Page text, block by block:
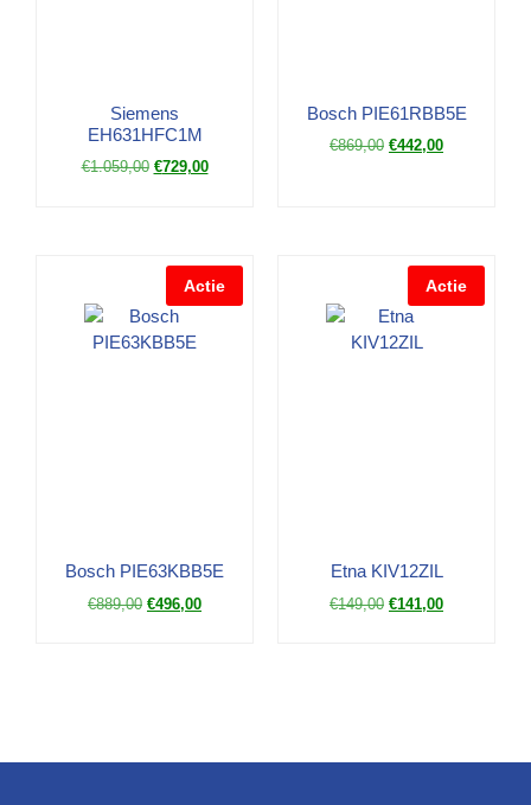
Siemens
EH631HFC1M
€1.059,00 €729,00
Bosch PIE61RBB5E
€869,00 €442,00
Actie
Bosch PIE63KBB5E
€889,00 €496,00
Actie
Etna KIV12ZIL
€149,00 €141,00